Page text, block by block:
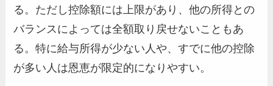
る。ただし控除額には上限があり、他の所得との
バランスによっては全額取り戻せないこともあ
る。特に給与所得が少ない人や、すでに他の控除
が多い人は恩恵が限定的になりやすい。